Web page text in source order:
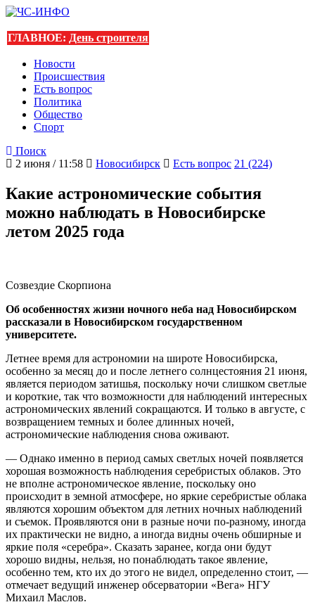
ГЛАВНОЕ: День строителя
Новости
Происшествия
Есть вопрос
Политика
Общество
Спорт
Поиск
2 июня / 11:58
Новосибирск Есть вопрос 21 (224)
Какие астрономические события
можно наблюдать в Новосибирске
летом 2025 года
Созвездие Скорпиона
Об особенностях жизни ночного неба над Новосибирском
рассказали в Новосибирском государственном
университете.
Летнее время для астрономии на широте Новосибирска,
особенно за месяц до и после летнего солнцестояния 21 июня,
является периодом затишья, поскольку ночи слишком светлые
и короткие, так что возможности для наблюдений интересных
астрономических явлений сокращаются. И только в августе, с
возвращением темных и более длинных ночей,
астрономические наблюдения снова оживают.
— Однако именно в период самых светлых ночей появляется
хорошая возможность наблюдения серебристых облаков. Это
не вполне астрономическое явление, поскольку оно
происходит в земной атмосфере, но яркие серебристые облака
являются хорошим объектом для летних ночных наблюдений
и съемок. Проявляются они в разные ночи по-разному, иногда
их практически не видно, а иногда видны очень обширные и
яркие поля «серебра». Сказать заранее, когда они будут
хорошо видны, нельзя, но понаблюдать такое явление,
особенно тем, кто их до этого не видел, определенно стоит, —
отмечает ведущий инженер обсерватории «Вега» НГУ
Михаил Маслов.